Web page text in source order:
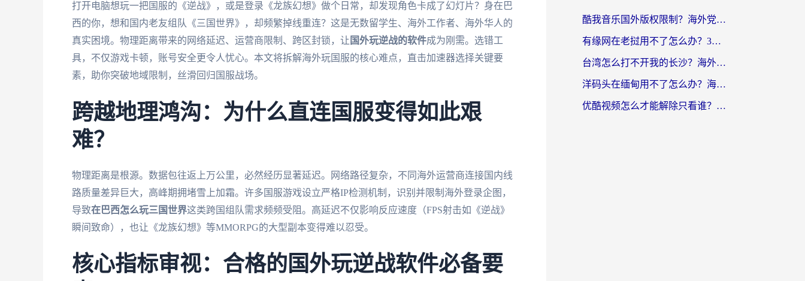
打开电脑想玩一把国服的《逆战》，或是登录《龙族幻想》做个日常，却发现角色卡成了幻灯片？身在巴
西的你，想和国内老友组队《三国世界》，却频繁掉线重连？这是无数留学生、海外工作者、海外华人的
真实困境。物理距离带来的网络延迟、运营商限制、跨区封锁，让 国外玩逆战的软件成为刚需。选错工
具，不仅游戏卡顿，账号安全更令人忧心。本文将拆解海外玩国服的核心难点，直击加速器选择关键要
素，助你突破地域限制，丝滑回归国服战场。
跨越地理鸿沟：为什么直连国服变得如此艰
难？
物理距离是根源。数据包往返上万公里，必然经历显著延迟。网络路径复杂，不同海外运营商连接国内线
路质量差异巨大，高峰期拥堵雪上加霜。许多国服游戏设立严格IP检测机制，识别并限制海外登录企图，
导致在巴西怎么玩三国世界这类跨国组队需求频频受阻。高延迟不仅影响反应速度（FPS射击如《逆战》
瞬间致命），也让《龙族幻想》等MMORPG的大型副本变得难以忍受。
核心指标审视：合格的国外玩逆战软件必备要
酷我音乐国外版权限制？海外党听国内歌、玩游戏、看剧的一站式解决方案
有缘网在老挝用不了怎么办？3个实用技巧解决海外访问国内服务难题
台湾怎么打不开我的长沙？海外党追剧看片、用环球时报不卡的实用指南
洋码头在缅甸用不了怎么办？海外党必备回国加速指南，解决追剧购物生活服务难题
优酷视频怎么才能解除只看谁？海外党亲测有效的追剧自由指南